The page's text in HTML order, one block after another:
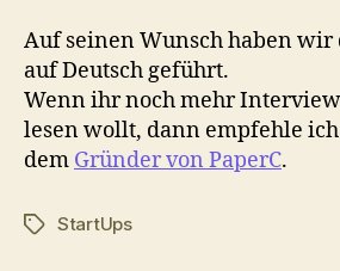
Auf seinen Wunsch haben
auf Deutsch geführt.
Wenn ihr noch mehr
lesen wollt, dann empfehle
dem Gründer von PaperC.
Schlagwörter
StartUps